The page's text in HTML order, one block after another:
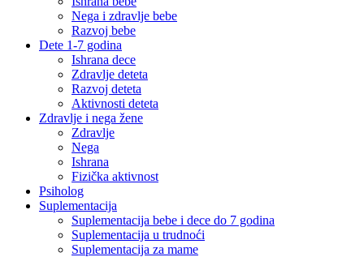
Nega i zdravlje bebe
Razvoj bebe
Dete 1-7 godina
Ishrana dece
Zdravlje deteta
Razvoj deteta
Aktivnosti deteta
Zdravlje i nega žene
Zdravlje
Nega
Ishrana
Fizička aktivnost
Psiholog
Suplementacija
Suplementacija bebe i dece do 7 godina
Suplementacija u trudnoći
Suplementacija za mame